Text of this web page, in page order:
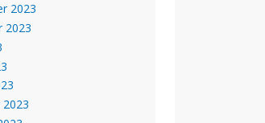
2023
2023